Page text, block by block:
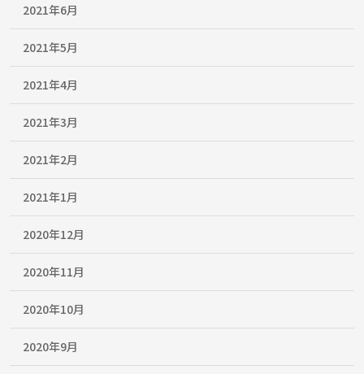
2021年6月
2021年5月
2021年4月
2021年3月
2021年2月
2021年1月
2020年12月
2020年11月
2020年10月
2020年9月